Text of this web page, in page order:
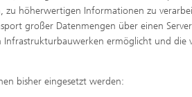
zu höherwertigen Informationen zu
großer Datenmengen über einen
Infrastrukturbauwerken ermöglicht und die
bisher eingesetzt werden: